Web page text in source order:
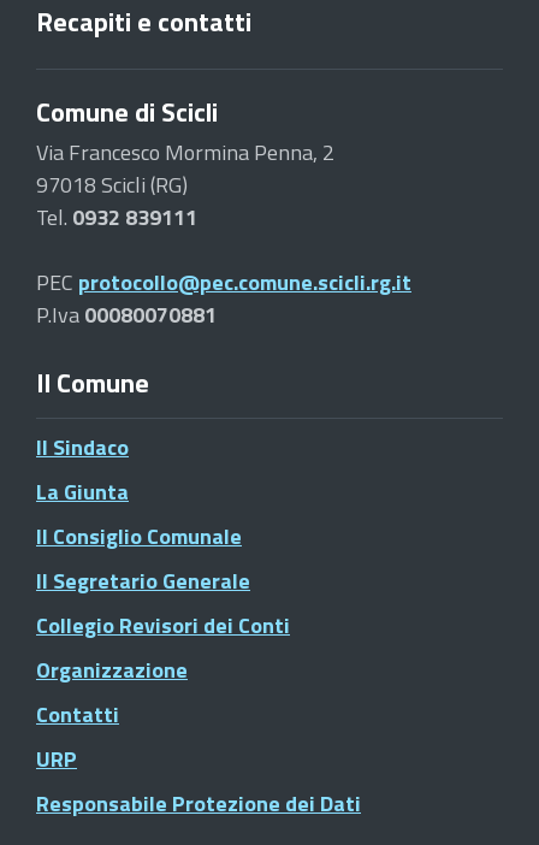
Recapiti e contatti
Comune di Scicli
Via Francesco Mormina Penna, 2
97018 Scicli (RG)
Tel. 0932 839111
PEC protocollo@pec.comune.scicli.rg.it
P.Iva00080070881
Il Comune
Il Sindaco
La Giunta
Il Consiglio Comunale
Il Segretario Generale
Collegio Revisori dei Conti
Organizzazione
Contatti
URP
Responsabile Protezione dei Dati